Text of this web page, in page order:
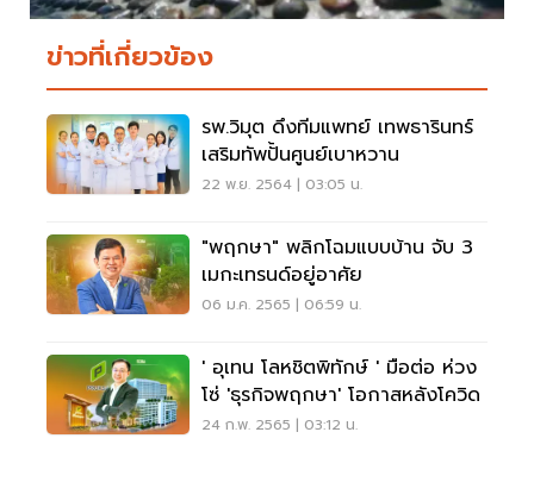
ข่าวที่เกี่ยวข้อง
รพ.วิมุต ดึงทีมแพทย์ เทพธารินทร์
เสริมทัพปั้นศูนย์เบาหวาน
22 พ.ย. 2564 | 03:05 น.
"พฤกษา" พลิกโฉมแบบบ้าน จับ 3
เมกะเทรนด์อยู่อาศัย
06 ม.ค. 2565 | 06:59 น.
' อุเทน โลหชิตพิทักษ์ ' มือต่อ ห่วง
โซ่ 'ธุรกิจพฤกษา' โอกาสหลังโควิด
24 ก.พ. 2565 | 03:12 น.